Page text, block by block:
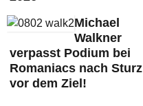
Michael
Walkner
verpasst Podium bei
Romaniacs nach Sturz
vor dem Ziel!